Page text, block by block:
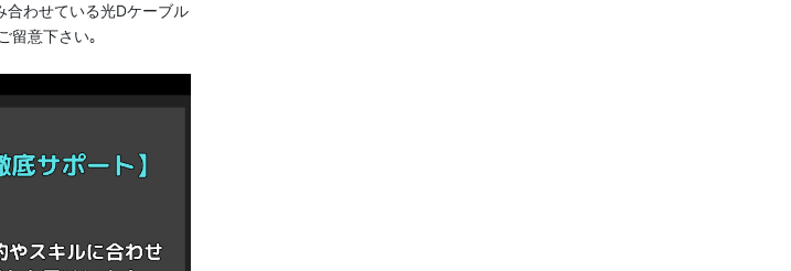
合わせている光Dケーブル
留意下さい｡